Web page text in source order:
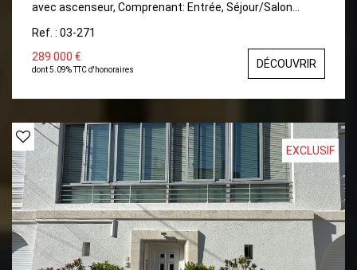
avec ascenseur, Comprenant: Entrée, Séjour/Salon
ouvrant sur balcon, 2 Chambres, Salle de bains, wc.
Balcon. Place de Parking.
Ref. : 03-271
289 000 €
dont 5.09% TTC d'honoraires DÉCOUVRIR
EXCLUSIF